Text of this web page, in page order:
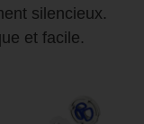
silencieux.
et facile.